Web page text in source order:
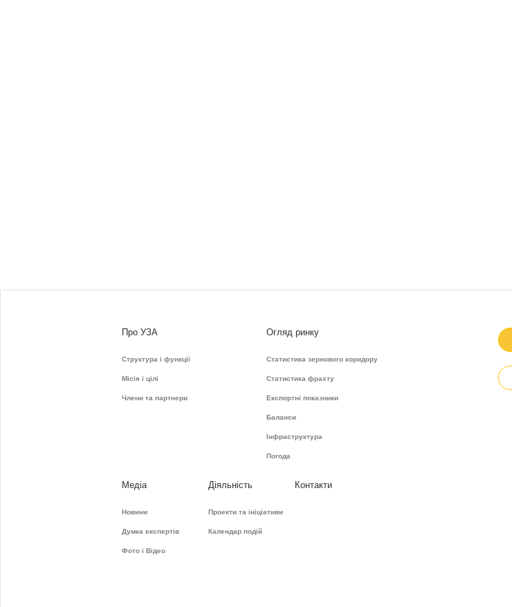
Про УЗА
Структура і функції
Місія і цілі
Члени та партнери
Огляд ринку
Статистика зернового коридору
Статистика фрахту
Експортні показники
Баланси
Інфраструктура
Погода
Медіа
Новини
Думка експертів
Фото і Відео
Діяльність
Проекти та ініціативи
Календар подій
Контакти